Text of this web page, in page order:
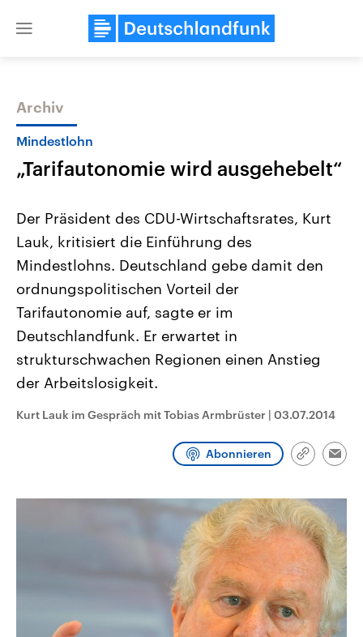
Close
Themen
Landtagswahl Sachsen-Anhalt
2026
Alle Informationen
Sachsen-Anhalt wählt am 6.
September 2026 einen neuen
Bundesland von einer Koalition aus
Umfragen, Prognosen,
und Hintergründe zu den Parteien
und Kandidaten der anstehenden
USA
Aktuelle Beiträge,
Hintergründe
Wirtschaftlich und
gehören die Vereinigten
mit großem Einfluss auf
Sendungen Programm Podcasts
Archiv
Mindestlohn
„Tarifautonomie wird ausgehebelt“
Der Präsident des CDU-Wirtschaftsrates, Kurt
Lauk, kritisiert die Einführung des
Mindestlohns. Deutschland gebe damit den
ordnungspolitischen Vorteil der
Tarifautonomie auf, sagte er im
Deutschlandfunk. Er erwartet in
strukturschwachen Regionen einen Anstieg
der Arbeitslosigkeit.
Kurt Lauk im Gespräch mit Tobias Armbrüster | 03.07.2014
Abonnieren
Link